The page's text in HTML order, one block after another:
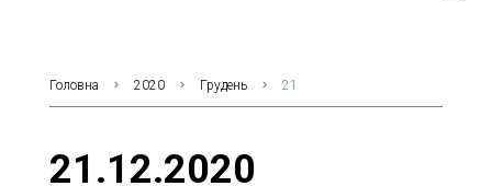
Головна 2020 Грудень 21
21.12.2020